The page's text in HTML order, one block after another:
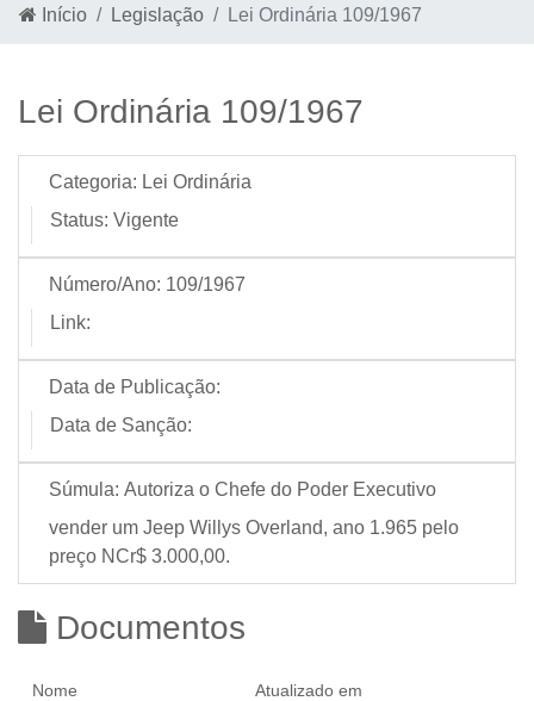
Início Legislação Lei Ordinária 109/1967
Lei Ordinária 109/1967
Categoria: Lei Ordinária
Status: Vigente
Número/Ano: 109/1967
Link:
Data de Publicação:
Data de Sanção:
Súmula: Autoriza o Chefe do Poder Executivo
vender um Jeep Willys Overland, ano 1.965 pelo
preço NCr$ 3.000,00.
Documentos
Nome Atualizado em